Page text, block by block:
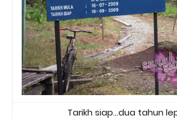
Tarikh siap...dua tahun